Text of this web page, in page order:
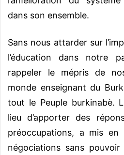
dans son ensemble.
Sans nous attarder sur
l’éducation dans notre
rappeler le mépris de
monde enseignant du
tout le Peuple burkinabè.
lieu d’apporter des
préoccupations, a mis
négociations sans